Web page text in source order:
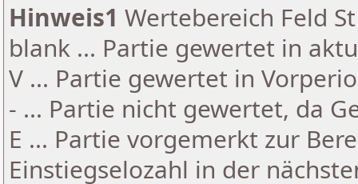
Hinweis1 Wertebereich Feld
blank ... Partie gewertet in
V ... Partie gewertet in
- ... Partie nicht gewertet, da
E ... Partie vorgemerkt zur
Einstiegselozahl in der